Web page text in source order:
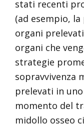
stati recenti
(ad esempio,
organi
organi che
strategie
sopravvivenza
prelevati in
momento del
midollo osseo